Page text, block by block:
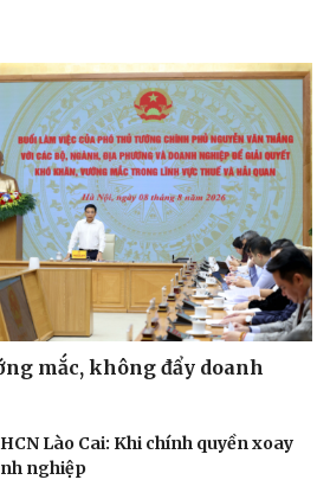
mắc, không đẩy doanh
Lào Cai: Khi chính quyền xoay
nghiệp